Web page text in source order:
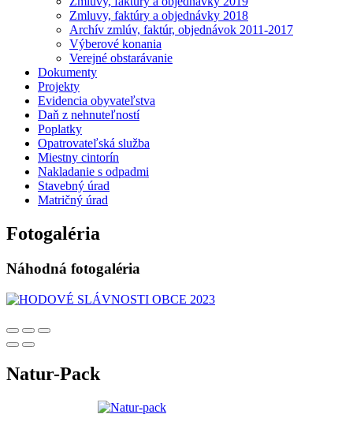
Zmluvy, faktúry a objednávky 2018
Archív zmlúv, faktúr, objednávok 2011-2017
Výberové konania
Verejné obstarávanie
Dokumenty
Projekty
Evidencia obyvateľstva
Daň z nehnuteľností
Poplatky
Opatrovateľská služba
Miestny cintorín
Nakladanie s odpadmi
Stavebný úrad
Matričný úrad
Fotogaléria
Náhodná fotogaléria
Natur-Pack